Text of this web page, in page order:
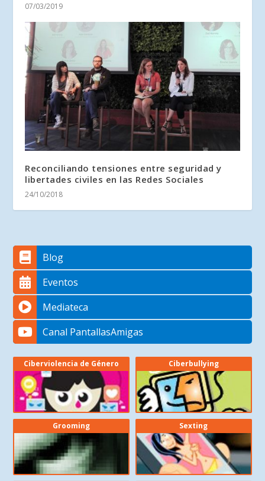
07/03/2019
Reconciliando tensiones entre seguridad y
libertades civiles en las Redes Sociales
24/10/2018
Blog
Eventos
Mediateca
Canal PantallasAmigas
Ciberviolencia de Género Ciberbullying
Grooming Sexting